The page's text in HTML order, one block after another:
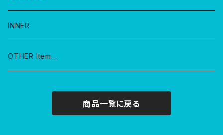
INNER
OTHER Item…
商品一覧に戻る